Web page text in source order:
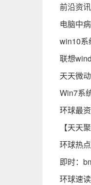
前沿资
电脑中
win10系
联想
天天微
Win7系
环球最
【天天
环球热
即时：
环球速